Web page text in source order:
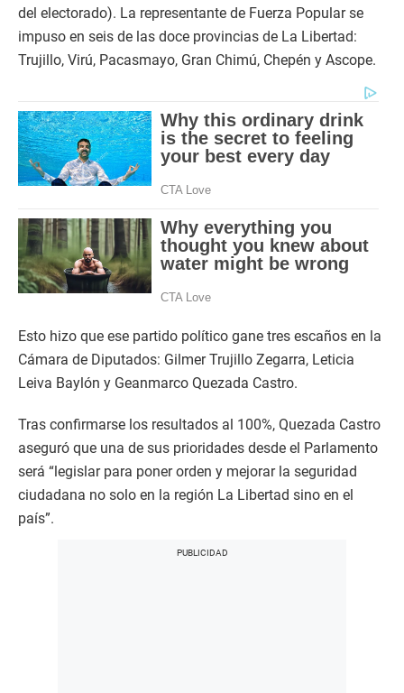
del electorado). La representante de Fuerza Popular se
impuso en seis de las doce provincias de La Libertad:
Trujillo, Virú, Pacasmayo, Gran Chimú, Chepén y Ascope.
Esto hizo que ese partido político gane tres escaños en la
Cámara de Diputados: Gilmer Trujillo Zegarra, Leticia
Leiva Baylón y Geanmarco Quezada Castro.
Tras confirmarse los resultados al 100%, Quezada Castro
aseguró que una de sus prioridades desde el Parlamento
será “legislar para poner orden y mejorar la seguridad
ciudadana no solo en la región La Libertad sino en el
país”.